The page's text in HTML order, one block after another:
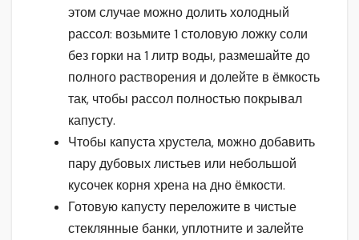
этом случае можно долить холодный
рассол: возьмите 1 столовую ложку соли
без горки на 1 литр воды, размешайте до
полного растворения и долейте в ёмкость
так, чтобы рассол полностью покрывал
капусту.
Чтобы капуста хрустела, можно добавить
пару дубовых листьев или небольшой
кусочек корня хрена на дно ёмкости.
Готовую капусту переложите в чистые
стеклянные банки, уплотните и залейте